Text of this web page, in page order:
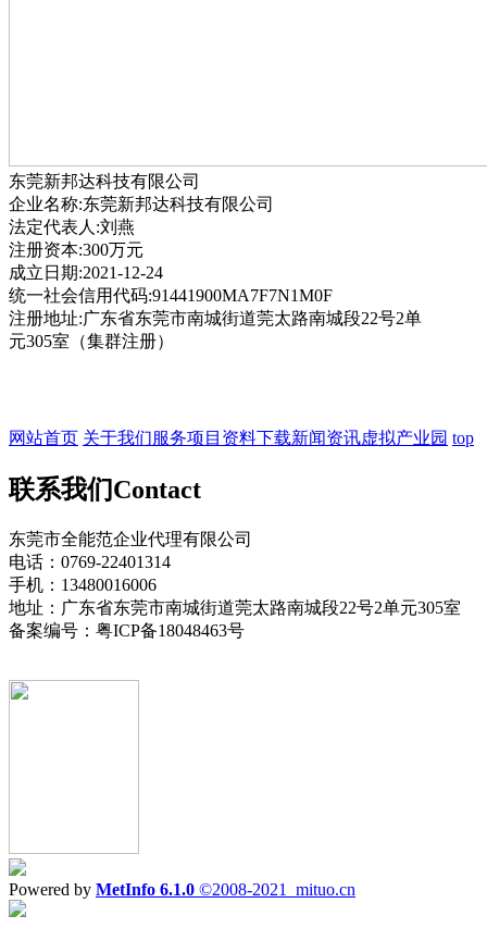
东莞新邦达科技有限公司
企业名称:东莞新邦达科技有限公司
法定代表人:刘燕
注册资本:300万元
成立日期:2021-12-24
统一社会信用代码:91441900MA7F7N1M0F
注册地址:广东省东莞市南城街道莞太路南城段22号2单
元305室（集群注册）
网站首页 关于我们服务项目 资料下载新闻资讯虚拟产业园 top
联系我们Contact
东莞市全能范企业代理有限公司
电话：0769-22401314
手机：13480016006
地址：广东省东莞市南城街道莞太路南城段22号2单元305室
备案编号：粤ICP备18048463号
Powered by MetInfo 6.1.0 ©2008-2021 mituo.cn